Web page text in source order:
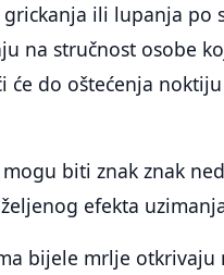
ili lupanja po
na stručnost osobe
do oštećenja
biti znak znak
efekta
bijele mrlje